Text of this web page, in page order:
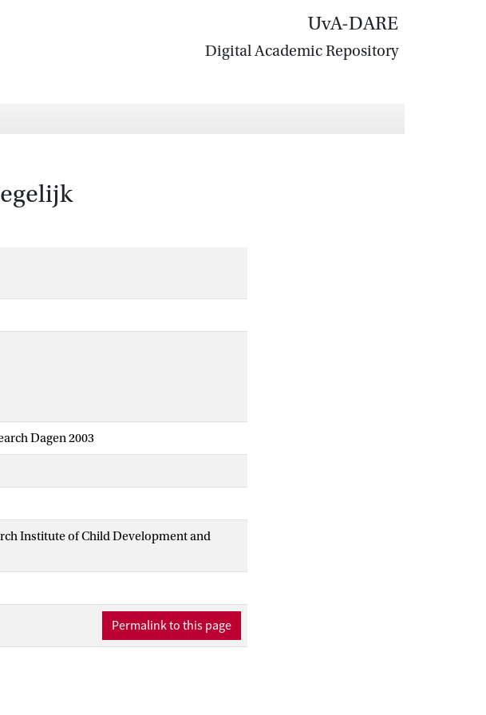
UvA-DARE
Digital Academic Repository
Dagen 2003
Institute of Child Development and
Permalink to this page